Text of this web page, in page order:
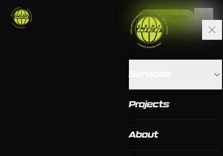
Get a Quote
Projects
About